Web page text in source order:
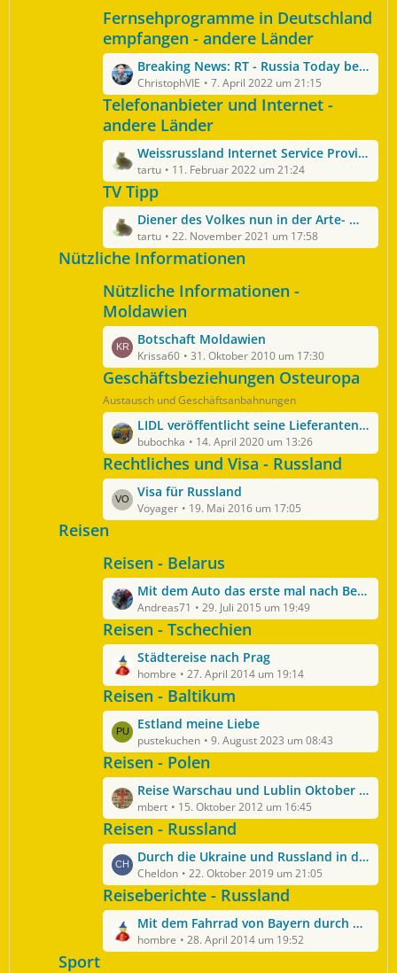
g
e
i
t
r
ä
g
e
t
e
B
e
i
t
r
ä
g
Fernsehprogramme in Deutschland
empfangen - andere Länder
L
e
t
z
t
e
B
e
i
t
ä
e
Breaking News: RT - Russia Today benennt sich zum 1.5.2022 um!
ChristophVIE 7. April 2022 um 21:15
Telefonanbieter und Internet -
andere Länder
L
e
t
z
t
e
B
i
t
r
ä
g
e
Weissrussland Internet Service Provider
tartu 11. Februar 2022 um 21:24
TV Tipp
L
e
t
t
e
B
e
i
t
r
ä
g
e
Diener des Volkes nun in der Arte- Mediathek
tartu 22. November 2021 um 17:58
Nützliche Informationen
Nützliche Informationen -
Moldawien
L
e
t
t
e
B
e
i
t
r
e
Botschaft Moldawien
Krissa60 31. Oktober 2010 um 17:30
Geschäftsbeziehungen Osteuropa
Austausch und Geschäftsanbahnungen
L
e
t
z
t
e
i
r
ä
g
LIDL veröffentlicht seine Lieferantenliste - die Ukraine ist mit dabei
bubochka 14. April 2020 um 13:26
Rechtliches und Visa - Russland
L
e
t
e
B
e
i
r
ä
g
e
Visa für Russland
Voyager 19. Mai 2016 um 17:05
Reisen
Reisen - Belarus
L
e
t
z
e
B
e
i
t
r
ä
g
e
Mit dem Auto das erste mal nach Belarus
Andreas71 29. Juli 2015 um 19:49
Reisen - Tschechien
e
t
z
t
e
B
e
i
t
r
ä
g
e
Städtereise nach Prag
hombre 27. April 2014 um 19:14
Reisen - Baltikum
L
e
t
z
t
e
B
e
i
t
r
g
e
Estland meine Liebe
pustekuchen 9. August 2023 um 08:43
Reisen - Polen
L
e
t
z
t
e
B
e
t
Reise Warschau und Lublin Oktober 2012
mbert 15. Oktober 2012 um 16:45
Reisen - Russland
L
e
t
z
e
Durch die Ukraine und Russland in den Kaukasus
Cheldon 22. Oktober 2019 um 21:05
Reiseberichte - Russland
e
Mit dem Fahrrad von Bayern durch die Ukraine, Russland, Kazakhstan nach Singapur
hombre 28. April 2014 um 19:52
Sport